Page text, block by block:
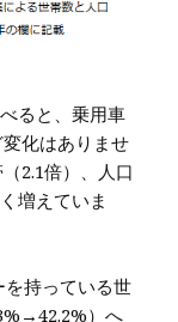
ると、乗用車
化はありませ
2.1倍）、人口
増えていま
持っている世
）へ